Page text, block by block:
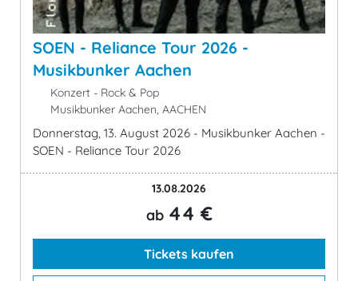
SOEN - Reliance Tour 2026 -
Musikbunker Aachen
Konzert - Rock & Pop
Musikbunker Aachen, AACHEN
Donnerstag, 13. August 2026 - Musikbunker Aachen -
SOEN - Reliance Tour 2026
13.08.2026
ab 44 €
Tickets kaufen